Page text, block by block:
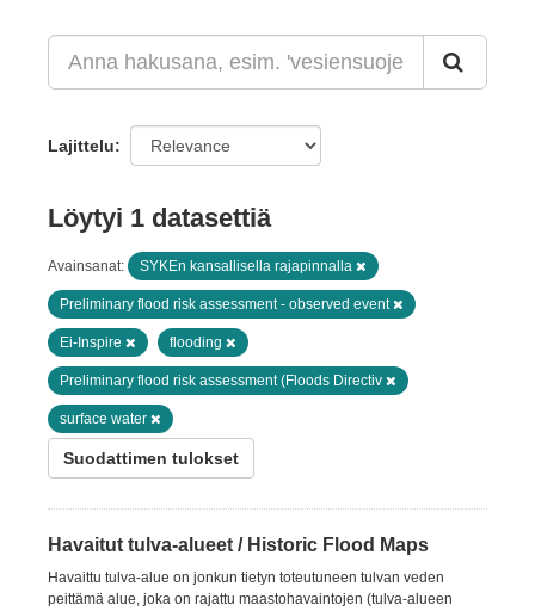
Lajittelu
Löytyi 1 datasettiä
Avainsanat: SYKEn kansallisella rajapinnalla
Preliminary flood risk assessment - observed event
Ei-Inspire flooding
Preliminary flood risk assessment (Floods Directiv
surface water
Suodattimen tulokset
Havaitut tulva-alueet / Historic Flood Maps
Havaittu tulva-alue on jonkun tietyn toteutuneen tulvan veden
peittämä alue, joka on rajattu maastohavaintojen (tulva-alueen